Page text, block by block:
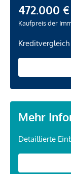
472.000 €
Kaufpreis der
Mehr
Detaillierte